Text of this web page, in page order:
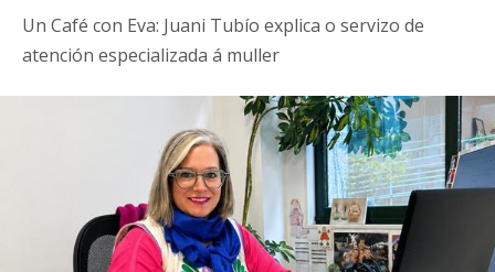
Un Café con Eva: Juani Tubío explica o servizo de
atención especializada á muller